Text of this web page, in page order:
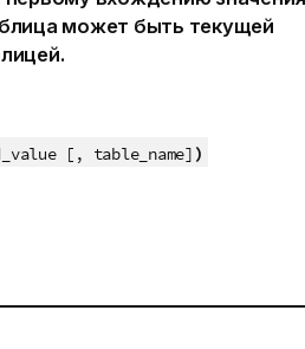
может быть текущей
[, table_name] )